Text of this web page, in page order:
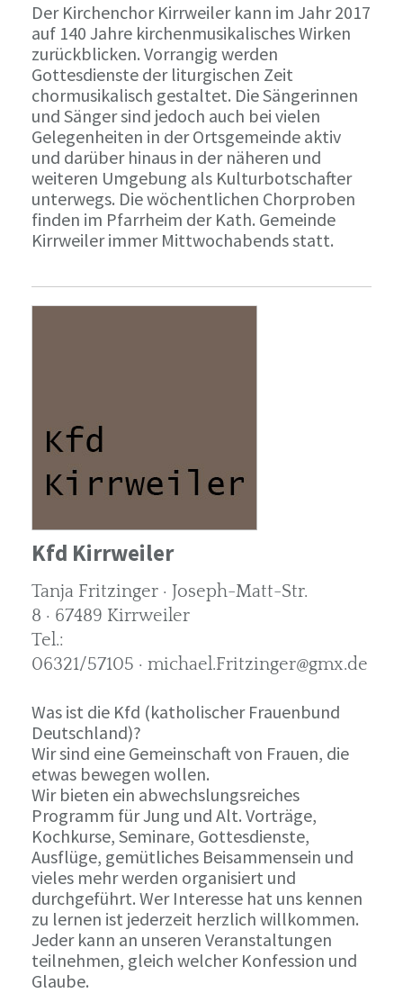
Der Kirchenchor Kirrweiler kann im Jahr 2017
auf 140 Jahre kirchenmusikalisches Wirken
zurückblicken. Vorrangig werden
Gottesdienste der liturgischen Zeit
chormusikalisch gestaltet. Die Sängerinnen
und Sänger sind jedoch auch bei vielen
Gelegenheiten in der Ortsgemeinde aktiv
und darüber hinaus in der näheren und
weiteren Umgebung als Kulturbotschafter
unterwegs. Die wöchentlichen Chorproben
finden im Pfarrheim der Kath. Gemeinde
Kirrweiler immer Mittwochabends statt.
Kfd Kirrweiler
Tanja Fritzinger · Joseph-Matt-Str.
8 · 67489 Kirrweiler
Tel.:
06321/57105 · michael.Fritzinger@gmx.de
Was ist die Kfd (katholischer Frauenbund
Deutschland)?
Wir sind eine Gemeinschaft von Frauen, die
etwas bewegen wollen.
Wir bieten ein abwechslungsreiches
Programm für Jung und Alt. Vorträge,
Kochkurse, Seminare, Gottesdienste,
Ausflüge, gemütliches Beisammensein und
vieles mehr werden organisiert und
durchgeführt. Wer Interesse hat uns kennen
zu lernen ist jederzeit herzlich willkommen.
Jeder kann an unseren Veranstaltungen
teilnehmen, gleich welcher Konfession und
Glaube.